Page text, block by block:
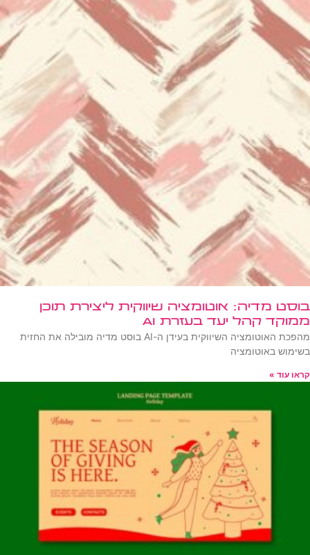
בוסט מדיה: אוטומציה שיווקית ליצירת תוכן
ממוקד קהל יעד בעזרת AI
מהפכת האוטומציה השיווקית בעידן ה-AI בוסט מדיה מובילה את החזית
בשימוש באוטומציה
קראו עוד »